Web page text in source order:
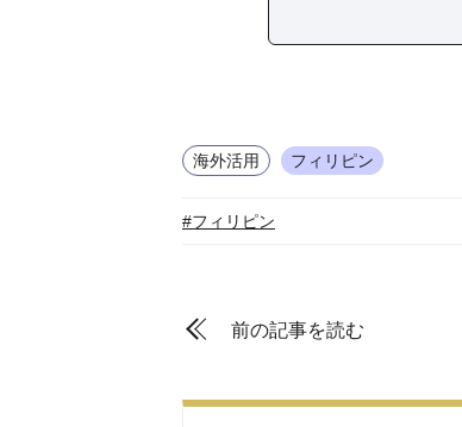
海外活用 フィリピン
#フィリピン
前の記事を読む